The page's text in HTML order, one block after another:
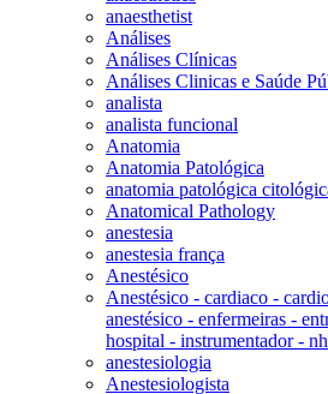
anaesthetist
Análises
Análises Clínicas
Análises Clinicas e Saúde
analista
analista funcional
Anatomia
Anatomia Patológica
anatomia patológica
Anatomical Pathology
anestesia
anestesia frança
Anestésico
Anestésico - cardiaco -
anestésico - enfermeiras -
hospital - instrumentador -
anestesiologia
Anestesiologista